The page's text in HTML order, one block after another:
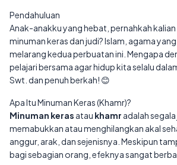
Pendahuluan
Anak-anakku yang hebat, pernahkah
minuman keras dan judi? Islam, agama
melarang kedua perbuatan ini. Mengapa
pelajari bersama agar hidup kita selalu
Swt. dan penuh berkah! 😊
Apa Itu Minuman Keras (Khamr)?
Minuman keras atau khamr adalah
memabukkan atau menghilangkan akal
anggur, arak, dan sejenisnya. Meskipun
bagi sebagian orang, efeknya sangat